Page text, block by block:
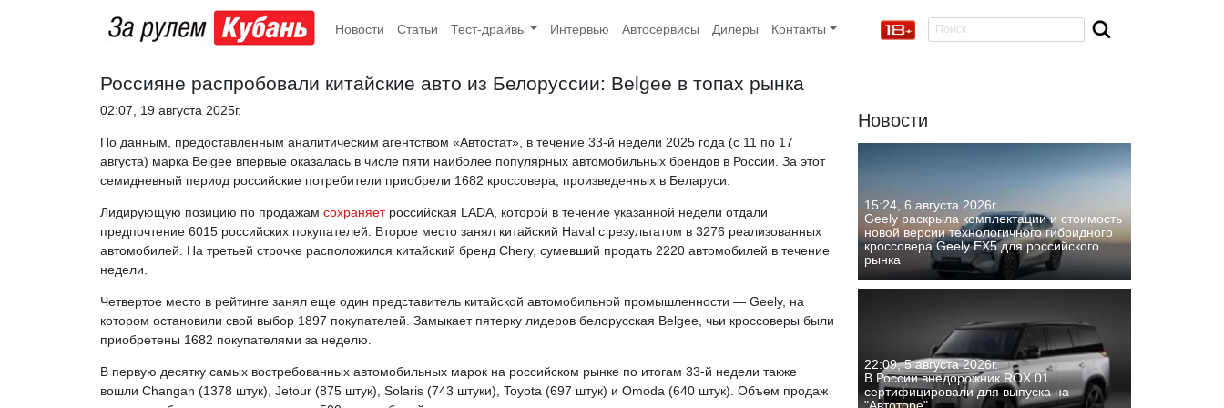
Новости Статьи Тест-драйвы Интервью Автосервисы Дилеры Контакты
Россияне распробовали китайские авто из Белоруссии: Belgee в топах рынка
02:07, 19 августа 2025г.
По данным, предоставленным аналитическим агентством «Автостат», в течение 33-й недели 2025 года (с 11 по 17
августа) марка Belgee впервые оказалась в числе пяти наиболее популярных автомобильных брендов в России. За этот
семидневный период российские потребители приобрели 1682 кроссовера, произведенных в Беларуси.
Лидирующую позицию по продажам сохраняетроссийская LADA, которой в течение указанной недели отдали
предпочтение 6015 российских покупателей. Второе место занял китайский Haval с результатом в 3276 реализованных
автомобилей. На третьей строчке расположился китайский бренд Chery, сумевший продать 2220 автомобилей в течение
недели.
Четвертое место в рейтинге занял еще один представитель китайской автомобильной промышленности — Geely, на
котором остановили свой выбор 1897 покупателей. Замыкает пятерку лидеров белорусская Belgee, чьи кроссоверы были
приобретены 1682 покупателями за неделю.
В первую десятку самых востребованных автомобильных марок на российском рынке по итогам 33-й недели также
вошли Changan (1378 штук), Jetour (875 штук), Solaris (743 штуки), Toyota (697 штук) и Omoda (640 штук). Объем продаж
Новости
15:24, 6 августа 2026г.
Geely раскрыла комплектации и стоимость
новой версии технологичного гибридного
кроссовера Geely EX5 для российского
рынка
22:09, 5 августа 2026г.
В России внедорожник ROX 01
сертифицировали для выпуска на